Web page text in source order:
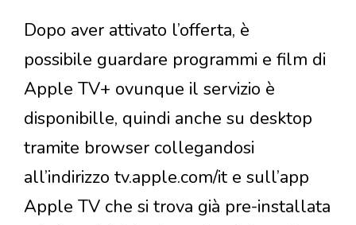
Dopo aver attivato l’offerta, è
possibile guardare programmi e film di
Apple TV+ ovunque il servizio è
disponibille, quindi anche su desktop
tramite browser collegandosi
all’indirizzo tv.apple.com/it e sull’app
Apple TV che si trova già pre-installata